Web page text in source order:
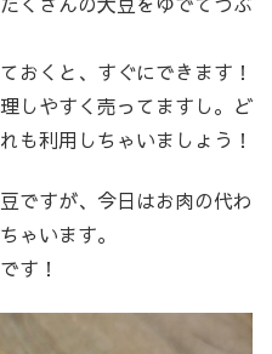
おくと、すぐにできます！
しやすく売ってますし。ど
も利用しちゃいましょう！
ですが、今日はお肉の代わ
ゃいます。
す！